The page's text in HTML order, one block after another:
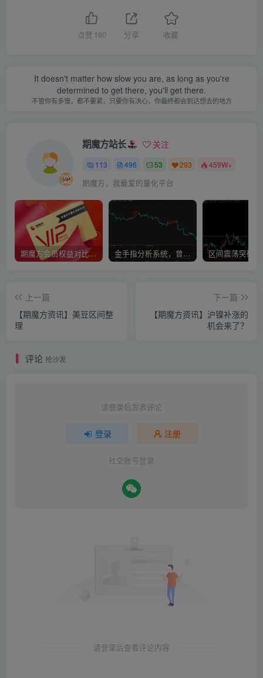
点赞 160 分享 收藏
It doesn't matter how slow you are, as long as you're
determined to get there, you'll get there.
不管你有多慢，都不要紧，只要你有决心，你最终都会到达想去的地方
期魔方站长 关注
113 496 53 293 459W+
期魔方，我最爱的量化平台
期魔方会员权益对比，总有一项适合您！ 金手指分析系统，曾经市场价39800
上一篇
【期魔方资讯】美豆区间整
理
下一篇
【期魔方资讯】沪镍补涨的
机会来了？
评论 抢沙发
请登录后发表评论
登录 注册
社交账号登录
请登录后查看评论内容